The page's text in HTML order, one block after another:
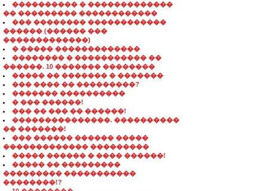
���������� � �������������
�� ��������� ������������
��� �������� ������������
������ (������ ���
�������������)
� ����� �������������
�������� � ����������� ��
������. 10 ������� ��������
����� �� ������� � �������
��� ���� �� ���������?
������� ����������
� ��� ������!
��� �� ��� �� ������!
���������������. ����������
�� �������!
��� ������ ������ �����
������������� ���������
����� ������ � ���� ������!
����� �� ���������
��������� �����������
��������!?